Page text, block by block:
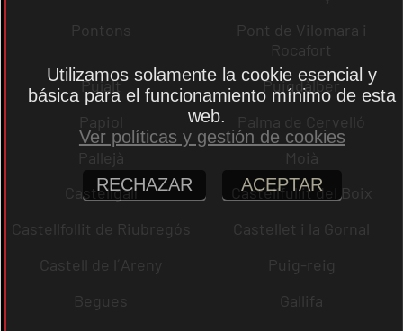
Pontons
Pont de Vilomara i
Rocafort
Pujalt
Puigdàlber
Papiol
Palma de Cervelló
Pallejà
Moià
Castellgalí
Castellfullit del Boix
Castellfollit de Riubregós
Castellet i la Gornal
Castell de l´Areny
Puig-reig
Begues
Gallifa
Utilizamos solamente la cookie esencial y
básica para el funcionamiento mínimo de esta
web.
Ver políticas y gestión de cookies
RECHAZAR ACEPTAR